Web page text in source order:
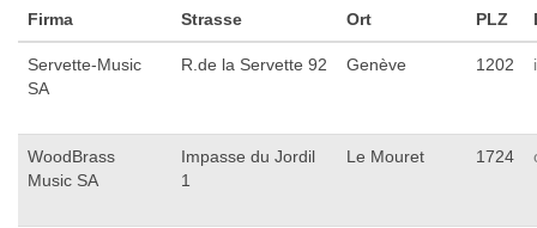
Firma Strasse Ort PLZ
Servette-Music
SA
R.de la Servette 92 Genève 1202
WoodBrass
Music SA
Impasse du Jordil
1
Le Mouret 1724